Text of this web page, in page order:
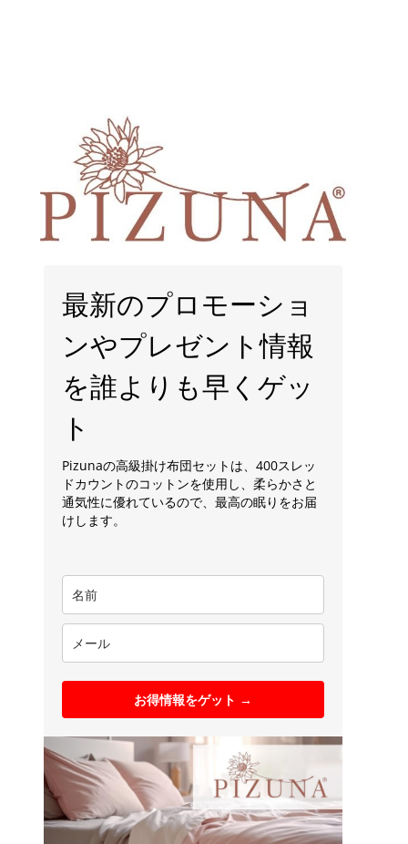
最新のプロモーショ
ンやプレゼント情報
を誰よりも早くゲッ
ト
Pizunaの高級掛け布団セットは、400スレッ
ドカウントのコットンを使用し、柔らかさと
通気性に優れているので、最高の眠りをお届
けします。
お得情報をゲット →